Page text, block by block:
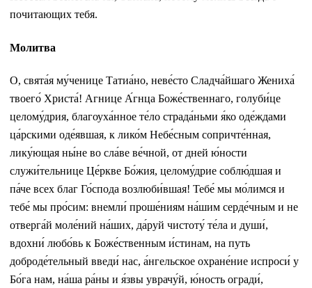
почитающих тебя.
Молитва
О, свята́я му́ченице Татиа́но, неве́сто Сладча́йшаго Жениха́
твоего́ Христа́! Агнице А́гнца Боже́ственнаго, голуби́це
целому́дрия, благоуха́нное те́ло страда́ньми я́ко оде́ждами
ца́рскими оде́явшая, к лико́м Небе́сным сопричте́нная,
лику́ющая ны́не во сла́ве ве́чной, от дней ю́ности
служи́тельнице Це́ркве Бо́жия, целому́дрие соблю́дшая и
па́че всех благ Го́спода возлюби́вшая! Тебе́ мы мо́лимся и
тебе́ мы про́сим: внемли́ проше́ниям на́шим серде́чным и не
отверга́й моле́ний на́ших, да́руй чистоту́ те́ла и души́,
вдохни́ любо́вь к Боже́ственным и́стинам, на путь
доброде́тельный введи́ нас, а́нгельское охране́ние испроси́ у
Бо́га нам, на́ша ра́ны и я́звы уврачу́й, ю́ность огради́,